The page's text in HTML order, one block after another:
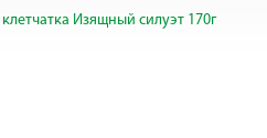
Изящный силуэт 170г